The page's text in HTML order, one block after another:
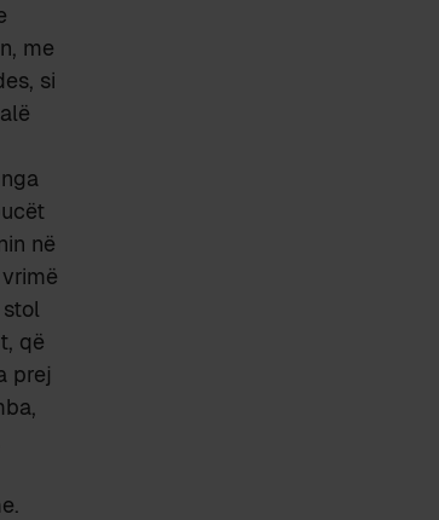
me
si
në
që
prej